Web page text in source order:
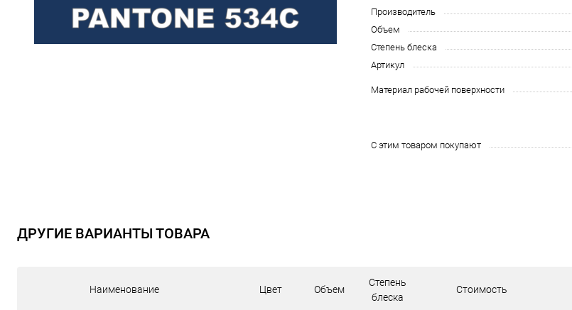
Производитель
Объем
Степень блеска
Артикул
Материал рабочей поверхности
С этим товаром покупают
ДРУГИЕ ВАРИАНТЫ ТОВАРА
Наименование Цвет Объем
Степень
блеска
Стоимость